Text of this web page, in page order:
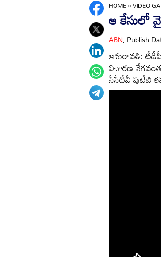
HOME»VIDEO
ఆ కేసులో
ABN, Publish
అమరావతి:
విచారణ
సీసీటీవీ పుటేజి